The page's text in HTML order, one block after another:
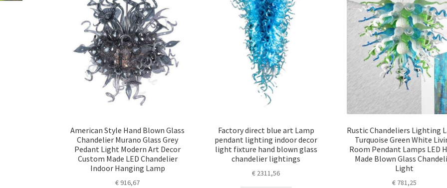
American Style Hand Blown Glass
Chandelier Murano Glass Grey
Pedant Light Modern Art Decor
Custom Made LED Chandelier
Indoor Hanging Lamp
€ 916,67
Factory direct blue art Lamp
pendant lighting indoor decor
light fixture hand blown glass
chandelier lightings
€ 2311,56
Rustic Chandeliers Lighting
Turquoise Green White
Room Pendant Lamps LED
Made Blown Glass
Light
€ 781,25